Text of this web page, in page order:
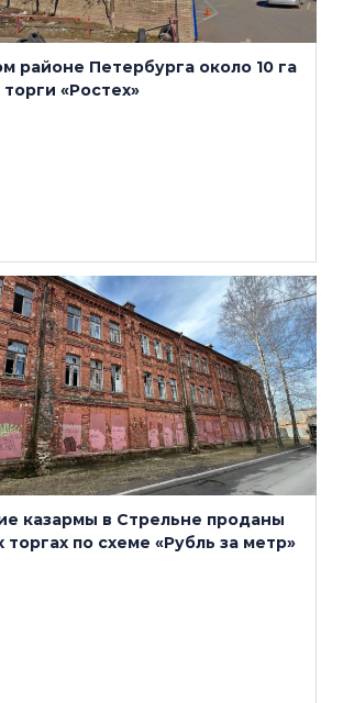
районе Петербурга около 10 га
«Ростех»
казармы в Стрельне проданы
по схеме «Рубль за метр»